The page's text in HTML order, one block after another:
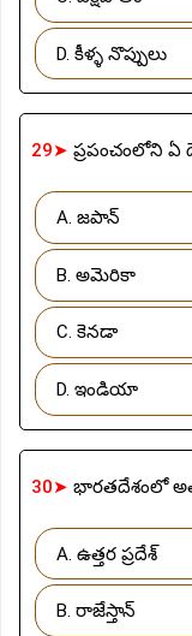
D. కీళ్ళ నొప్పులు
29➤ ప్రపంచంలోని ఏ
A. జపాన్
B. అమెరికా
C. కెనడా
D. ఇండియా
30➤ భారతదేశంలో
A. ఉత్తర ప్రదేశ్
B. రాజేస్తాన్